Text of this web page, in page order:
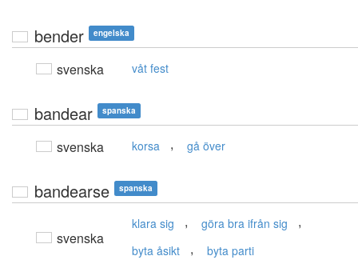
bender engelska
svenska våt fest
bandear spanska
svenska korsa , gå över
bandearse spanska
svenska
klara sig , göra bra ifrån sig ,
byta åsikt , byta parti